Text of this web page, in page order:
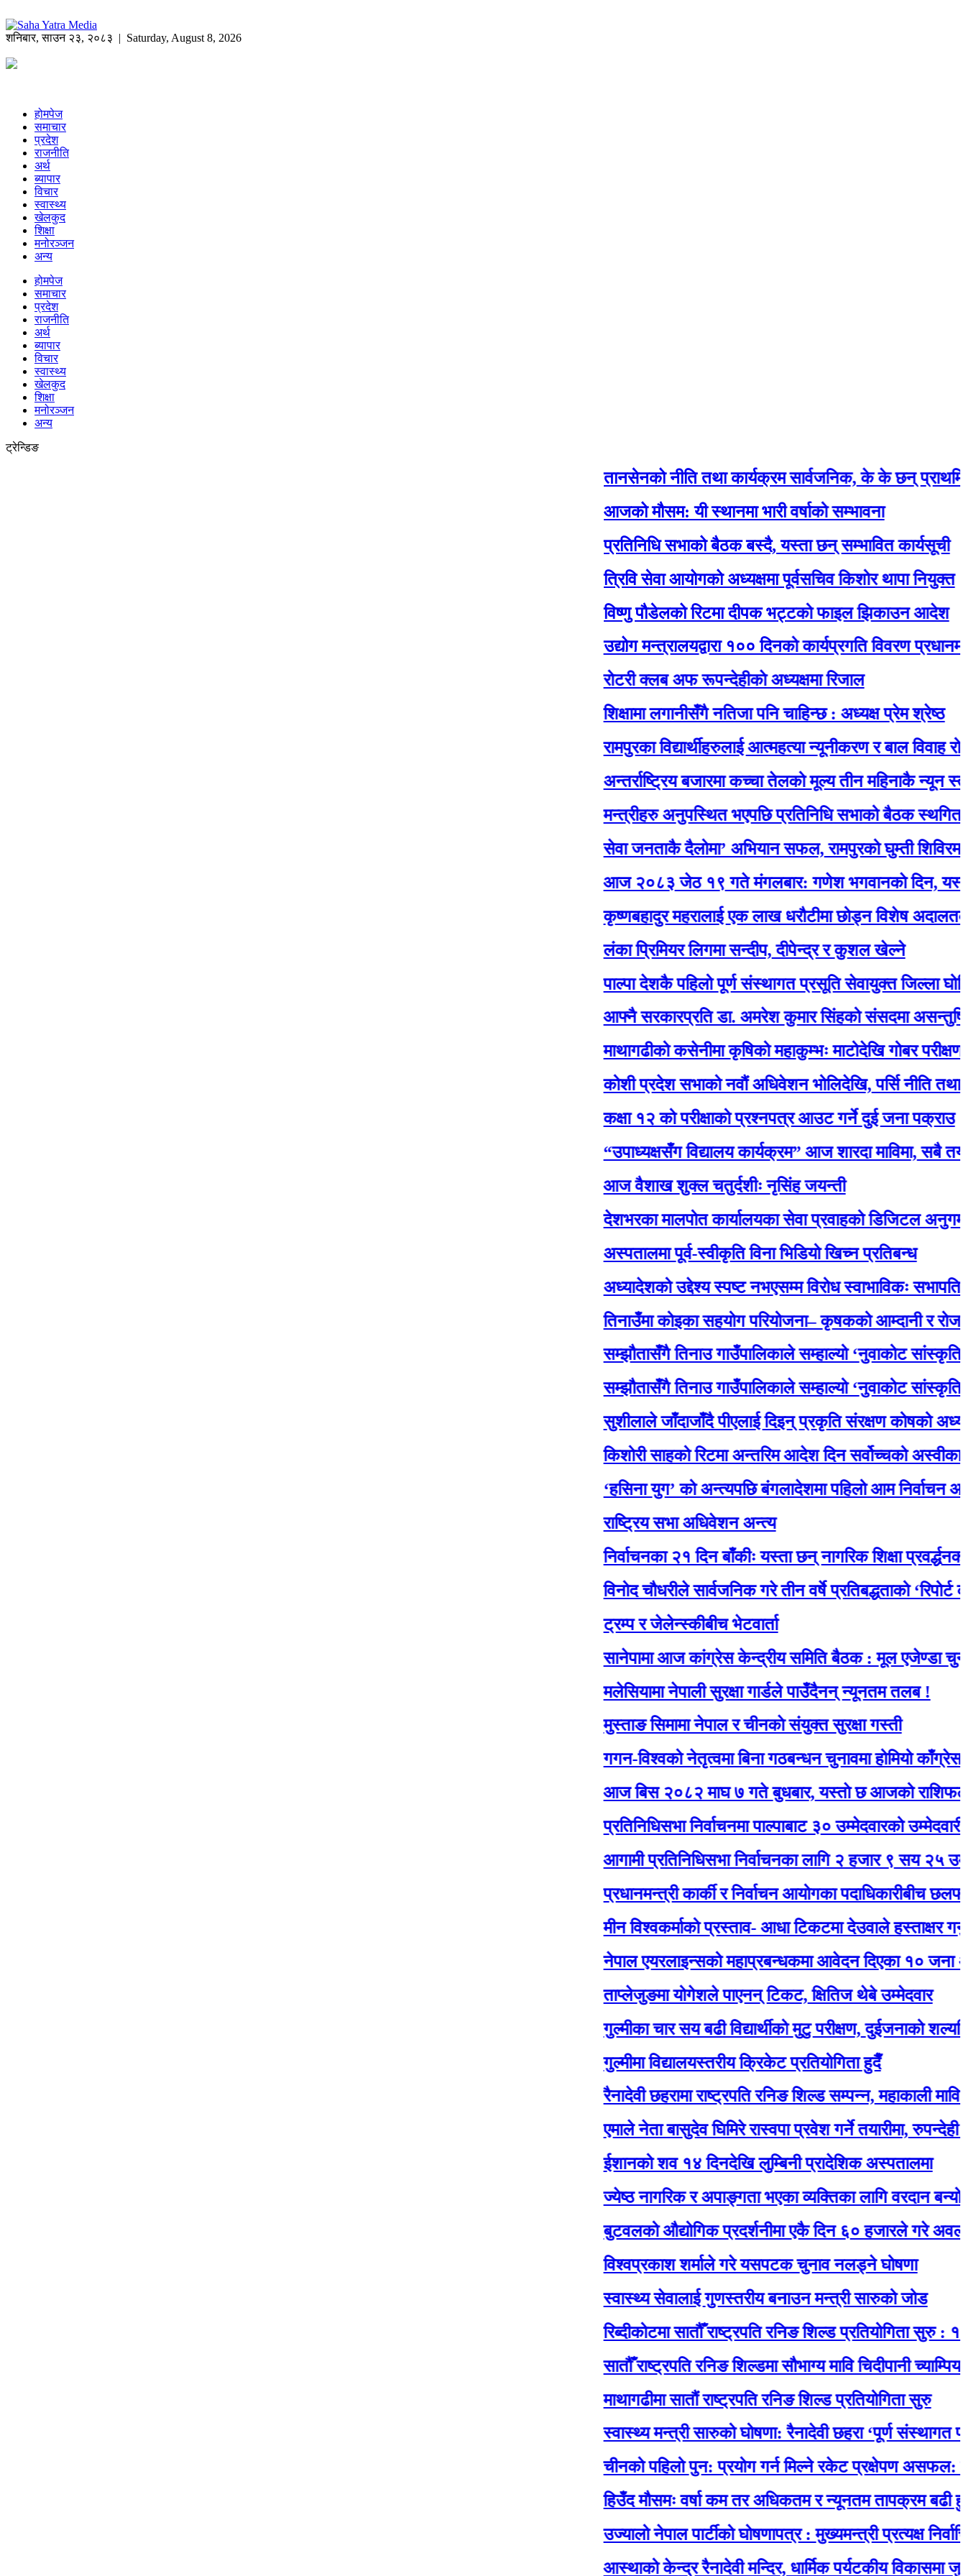
शनिबार,साउन २३, २०८३ | Saturday, August 8, 2026
होमपेज
समाचार
प्रदेश
राजनीति
अर्थ
ब्यापार
विचार
स्वास्थ्य
खेलकुद
शिक्षा
मनोरञ्जन
अन्य
होमपेज
समाचार
प्रदेश
राजनीति
अर्थ
ब्यापार
विचार
स्वास्थ्य
खेलकुद
शिक्षा
मनोरञ्जन
अन्य
ट्रेन्डिङ
तानसेनको नीति तथा कार्यक्रम सार्वजनिक, के के छन् प्राथमिकतामा ?
आजको मौसम: यी स्थानमा भारी वर्षाको सम्भावना
प्रतिनिधि सभाको बैठक बस्दै, यस्ता छन् सम्भावित कार्यसूची
त्रिवि सेवा आयोगको अध्यक्षमा पूर्वसचिव किशोर थापा नियुक्त
विष्णु पौडेलको रिटमा दीपक भट्टको फाइल झिकाउन आदेश
उद्योग मन्त्रालयद्वारा १०० दिनको कार्यप्रगति विवरण प्रधानमन्त्री
रोटरी क्लब अफ रूपन्देहीकाे अध्यक्षमा रिजाल
शिक्षामा लगानीसँगै नतिजा पनि चाहिन्छ : अध्यक्ष प्रेम श्रेष्ठ
रामपुरका विद्यार्थीहरुलाई आत्महत्या न्यूनीकरण र बाल विवाह रोकथाम
अन्तर्राष्ट्रिय बजारमा कच्चा तेलको मूल्य तीन महिनाकै न्यून स्तरमा
मन्त्रीहरु अनुपस्थित भएपछि प्रतिनिधि सभाको बैठक स्थगित
सेवा जनताकै दैलोमा’ अभियान सफल, रामपुरको घुम्ती शिविरमा
आज २०८३ जेठ १९ गते मंगलबार: गणेश भगवानकाे दिन, यस्ताे छ
कृष्णबहादुर महरालाई एक लाख धरौटीमा छोड्न विशेष अदालतको आदेश
लंका प्रिमियर लिगमा सन्दीप, दीपेन्द्र र कुशल खेल्ने
पाल्पा देशकै पहिलो पूर्ण संस्थागत प्रसूति सेवायुक्त जिल्ला घोषित
आफ्नै सरकारप्रति डा. अमरेश कुमार सिंहको संसदमा असन्तुष्टि
माथागढीको कसेनीमा कृषिको महाकुम्भः माटोदेखि गोबर परीक्षणसम्म
कोशी प्रदेश सभाको नवौं अधिवेशन भोलिदेखि, पर्सि नीति तथा
कक्षा १२ को परीक्षाको प्रश्नपत्र आउट गर्ने दुई जना पक्राउ
“उपाध्यक्षसँग विद्यालय कार्यक्रम” आज शारदा माविमा, सबै तयारी
आज वैशाख शुक्ल चतुर्दशीः नृसिंह जयन्ती
देशभरका मालपोत कार्यालयका सेवा प्रवाहको डिजिटल अनुगमन सुरु,
अस्पतालमा पूर्व-स्वीकृति विना भिडियो खिच्न प्रतिबन्ध
अध्यादेशको उद्देश्य स्पष्ट नभएसम्म विरोध स्वाभाविकः सभापति लामिछाने
तिनाउँमा कोइका सहयोग परियोजना– कृषकको आम्दानी र रोजगारमा
सम्झौतासँगै तिनाउ गाउँपालिकाले सम्हाल्यो ‘नुवाकोट सांस्कृतिक धरोहर
सम्झौतासँगै तिनाउ गाउँपालिकाले सम्हाल्यो ‘नुवाकोट सांस्कृतिक धरोहर
सुशीलाले जाँदाजाँदै पीएलाई दिइन् प्रकृति संरक्षण कोषको अध्यक्षमा
किशोरी साहको रिटमा अन्तरिम आदेश दिन सर्वोच्चको अस्वीकार,
‘हसिना युग’ को अन्त्यपछि बंगलादेशमा पहिलो आम निर्वाचन आज
राष्ट्रिय सभा अधिवेशन अन्त्य
निर्वाचनका २१ दिन बाँकीः यस्ता छन् नागरिक शिक्षा प्रवर्द्धनका लागि
विनोद चौधरीले सार्वजनिक गरे तीन वर्षे प्रतिबद्धताको ‘रिपोर्ट कार्ड’
ट्रम्प र जेलेन्स्कीबीच भेटवार्ता
सानेपामा आज कांग्रेस केन्द्रीय समिति बैठक : मूल एजेण्डा चुनाव
मलेसियामा नेपाली सुरक्षा गार्डले पाउँदैनन् न्यूनतम तलब !
मुस्ताङ सिमामा नेपाल र चीनकाे संयुक्त सुरक्षा गस्ती
गगन-विश्वको नेतृत्वमा बिना गठबन्धन चुनावमा होमियो काँग्रेस
आज बिस २०८२ माघ ७ गते बुधबार, यस्ताे छ आजको राशिफल
प्रतिनिधिसभा निर्वाचनमा पाल्पाबाट ३० उम्मेदवारको उम्मेदवारी दर्ता
आगामी प्रतिनिधिसभा निर्वाचनका लागि २ हजार ९ सय २५ उम्मेदवारले
प्रधानमन्त्री कार्की र निर्वाचन आयोगका पदाधिकारीबीच छलफल हुँदै
मीन विश्वकर्माको प्रस्ताव- आधा टिकटमा देउवाले हस्ताक्षर गर्नुभयो,
नेपाल एयरलाइन्सको महाप्रबन्धकमा आवेदन दिएका १० जना
ताप्लेजुङमा योगेशले पाएनन् टिकट, क्षितिज थेबे उम्मेदवार
गुल्मीका चार सय बढी विद्यार्थीको मुटु परीक्षण, दुईजनाको शल्यक्रिया
गुल्मीमा विद्यालयस्तरीय क्रिकेट प्रतियोगिता हुदैँ
रैनादेवी छहरामा राष्ट्रपति रनिङ शिल्ड सम्पन्न, महाकाली मावि बन्यो
एमाले नेता बासुदेव घिमिरे रास्वपा प्रवेश गर्ने तयारीमा, रुपन्देही २ बाट
ईशानको शव १४ दिनदेखि लुम्बिनी प्रादेशिक अस्पतालमा
ज्येष्ठ नागरिक र अपाङ्गता भएका व्यक्तिका लागि वरदान बन्यो
बुटवलको औद्योगिक प्रदर्शनीमा एकै दिन ६० हजारले गरे अवलोकन
विश्वप्रकाश शर्माले गरे यसपटक चुनाव नलड्ने घोषणा
स्वास्थ्य सेवालाई गुणस्तरीय बनाउन मन्त्री सारुको जोड
रिब्दीकोटमा सातौँ राष्ट्रपति रनिङ शिल्ड प्रतियोगिता सुरु : १४
सातौँ राष्ट्रपति रनिङ शिल्डमा सौभाग्य मावि चिदीपानी च्याम्पियन
माथागढीमा सातौं राष्ट्रपति रनिङ शिल्ड प्रतियोगिता सुरु
स्वास्थ्य मन्त्री सारुको घोषणा: रैनादेवी छहरा ‘पूर्ण संस्थागत प्रसूति
चीनको पहिलो पुन: प्रयोग गर्न मिल्ने रकेट प्रक्षेपण असफल: पृथ्वीमा
हिउँद मौसमः वर्षा कम तर अधिकतम र न्यूनतम तापक्रम बढी हुने
उज्यालो नेपाल पार्टीको घोषणापत्र : मुख्यमन्त्री प्रत्यक्ष निर्वाचित,
आस्थाको केन्द्र रैनादेवी मन्दिर, धार्मिक पर्यटकीय विकासमा जुर्मराउँदै